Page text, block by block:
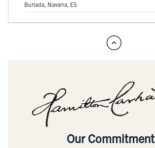
Burlada, Navarra, ES
Our Commitment